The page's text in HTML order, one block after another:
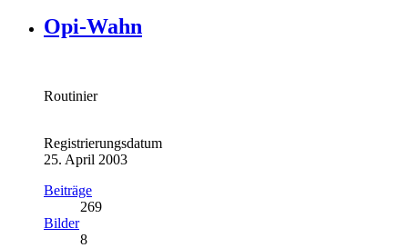
Opi-Wahn
Routinier
Registrierungsdatum
25. April 2003
Beiträge
269
Bilder
8